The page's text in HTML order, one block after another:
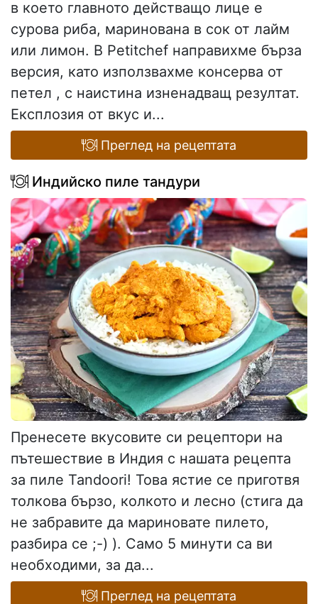
в което главното действащо лице е
сурова риба, маринована в сок от лайм
или лимон. В Petitchef направихме бърза
версия, като използвахме консерва от
петел , с наистина изненадващ резултат.
Експлозия от вкус и...
Преглед на рецептата
Индийско пиле тандури
Пренесете вкусовите си рецептори на
пътешествие в Индия с нашата рецепта
за пиле Tandoori! Това ястие се приготвя
толкова бързо, колкото и лесно (стига да
не забравите да мариновате пилето,
разбира се ;-) ). Само 5 минути са ви
необходими, за да...
Преглед на рецептата